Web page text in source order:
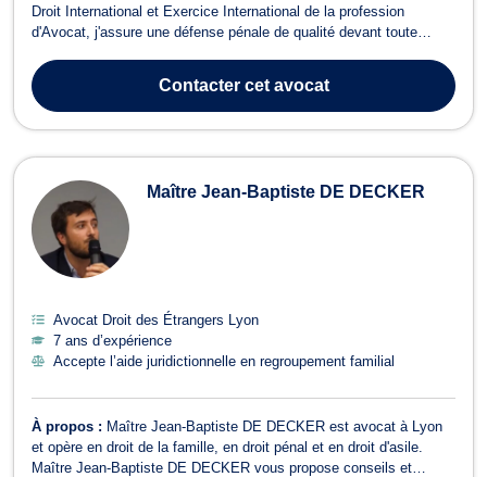
Droit International et Exercice International de la profession
d'Avocat, j'assure une défense pénale de qualité devant toute
phase d’enquête ou d’instruction jusqu'à l'audience et l'exécution de
la peine. J...
Contactercet avocat
Maître Jean-Baptiste DE DECKER
Avocat Droit des Étrangers Lyon
7 ans d’expérience
Accepte l’aide juridictionnelle en regroupement familial
À propos : Maître Jean-Baptiste DE DECKER est avocat à Lyon
et opère en droit de la famille, en droit pénal et en droit d'asile.
Maître Jean-Baptiste DE DECKER vous propose conseils et